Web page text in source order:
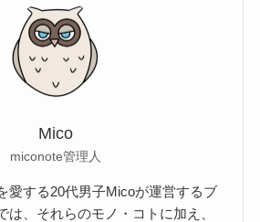
Mico
miconote管理人
愛する20代男子Micoが運営するブ
は、それらのモノ・コトに加え、